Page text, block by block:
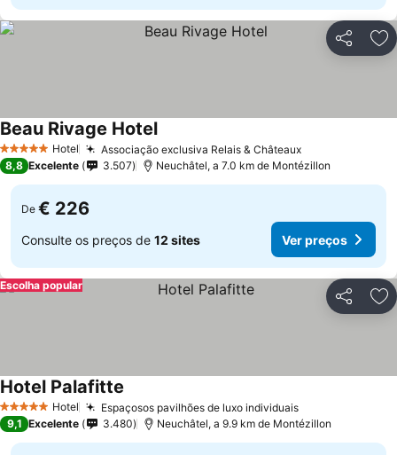
Partilhar
5 Estrelas Hotel Associação exclusiva Relais & Châteaux
Beau Rivage Hotel
8,8 Excelente 3.507 Neuchâtel, a 7.0 km de Montézillon
De € 226
Consulte os preços de 12 sites Ver preços
Partilhar
Escolha popular
5 Estrelas Hotel Espaçosos pavilhões de luxo individuais
Hotel Palafitte
9,1 Excelente 3.480 Neuchâtel, a 9.9 km de Montézillon